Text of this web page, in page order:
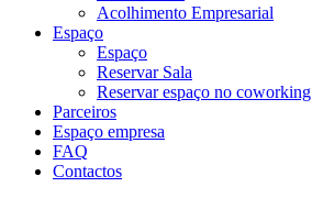
Acolhimento Empresarial
Espaço
Espaço
Reservar Sala
Reservar espaço no coworking
Parceiros
Espaço empresa
FAQ
Contactos